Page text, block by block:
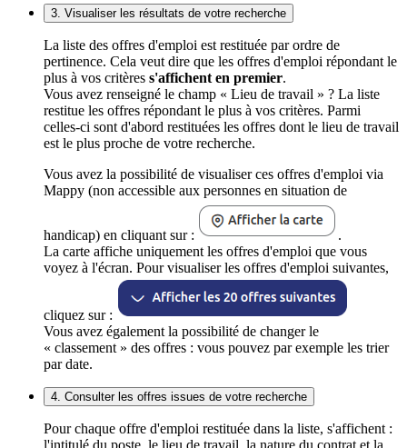
3. Visualiser les résultats de votre recherche
La liste des offres d'emploi est restituée par ordre de
pertinence. Cela veut dire que les offres d'emploi répondant le
plus à vos critères s'affichent en premier.
Vous avez renseigné le champ « Lieu de travail » ? La liste
restitue les offres répondant le plus à vos critères. Parmi
celles-ci sont d'abord restituées les offres dont le lieu de travail
est le plus proche de votre recherche.
Vous avez la possibilité de visualiser ces offres d'emploi via
Mappy (non accessible aux personnes en situation de
handicap) en cliquant sur :
.
La carte affiche uniquement les offres d'emploi que vous
voyez à l'écran. Pour visualiser les offres d'emploi suivantes,
cliquez sur :
Vous avez également la possibilité de changer le
« classement » des offres : vous pouvez par exemple les trier
par date.
4. Consulter les offres issues de votre recherche
Pour chaque offre d'emploi restituée dans la liste, s'affichent :